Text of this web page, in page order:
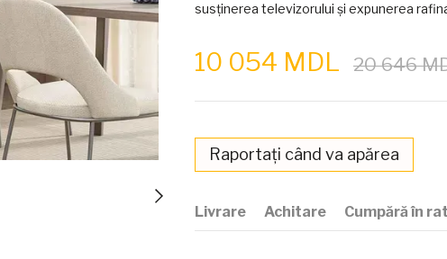
susținerea televizorului și expunerea
10 054 MDL 20 646
Raportați când va apărea
Livrare Achitare Cumpără în